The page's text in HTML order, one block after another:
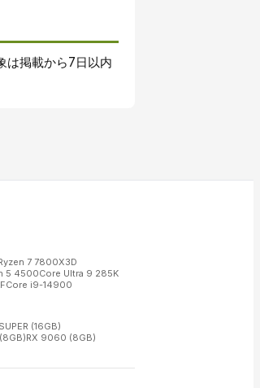
は掲載から7日以内
7 7800X3D
5 4500Core Ultra 9 285K
Core i9-14900
(16GB)
RX 9060 (8GB)